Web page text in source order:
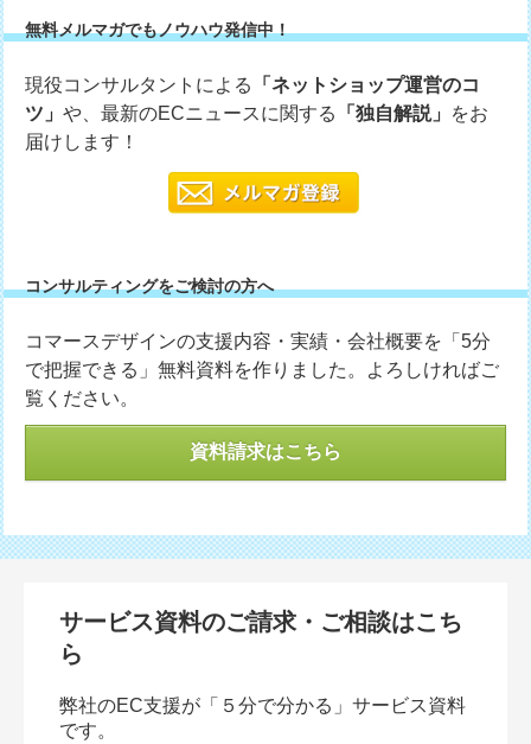
無料メルマガでもノウハウ発信中！
現役コンサルタントによる
「ネットショップ運営のコ
ツ」や、最新のECニュースに関する 「独自解説」 をお
届けします！
コンサルティングをご検討の方へ
コマースデザインの支援内容・実績・会社概要を「5分
で把握できる」無料資料を作りました。よろしければご
覧ください。
資料請求はこちら
サービス資料のご請求・ご相談はこち
ら
弊社のEC支援が「５分で分かる」サービス資料
です。